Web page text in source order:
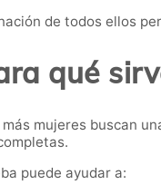
de todos ellos
qué
más mujeres buscan
puede ayudar a: